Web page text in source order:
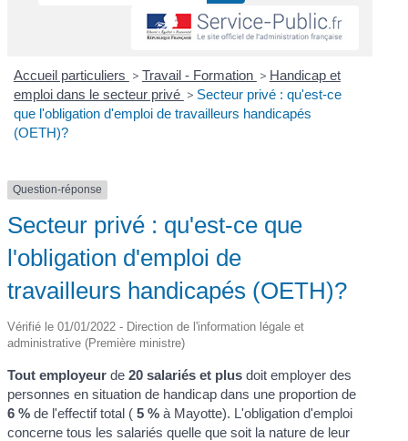
Accueil particuliers > Travail - Formation > Handicap et
emploi dans le secteur privé > Secteur privé : qu'est-ce
que l'obligation d'emploi de travailleurs handicapés
(OETH)?
Question-réponse
Secteur privé : qu'est-ce que
l'obligation d'emploi de
travailleurs handicapés (OETH)?
Vérifié le 01/01/2022 - Direction de l'information légale et
administrative (Première ministre)
Tout employeur de20 salariés et plus doit employer des
personnes en situation de handicap dans une proportion de
6 % de l'effectif total (5 % à Mayotte). L'obligation d'emploi
concerne tous les salariés quelle que soit la nature de leur